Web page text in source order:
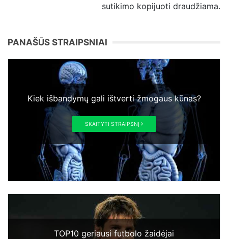
sutikimo kopijuoti draudžiama.
PANAŠŪS STRAIPSNIAI
Kiek išbandymų gali ištverti žmogaus kūnas?
SKAITYTI STRAIPSNĮ
TOP10 geriausi futbolo žaidėjai